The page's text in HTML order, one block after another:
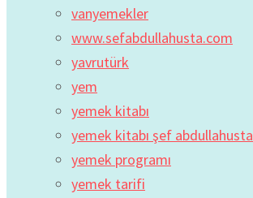
vanyemekler
www.sefabdullahusta.com
yavrutürk
yem
yemek kitabı
yemek kitabı şef abdullahusta
yemek programı
yemek tarifi